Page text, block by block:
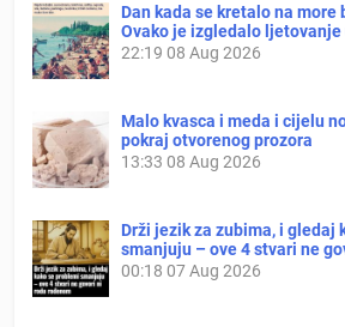
Dan kada se kretalo na more
Ovako je izgledalo
22:19 08 Aug 2026
Malo kvasca i meda i cijelu
pokraj otvorenog prozora
13:33 08 Aug 2026
Drži jezik za zubima, i gledaj
smanjuju – ove 4 stvari ne
00:18 07 Aug 2026